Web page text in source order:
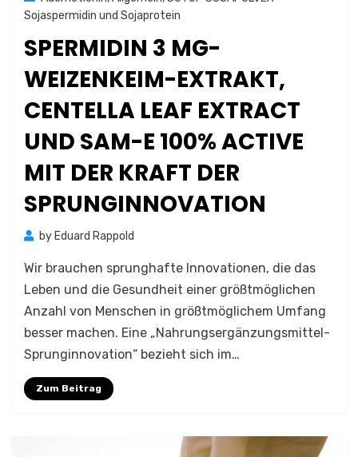
Sojaspermidin und Sojaprotein
SPERMIDIN 3 MG-
WEIZENKEIM-EXTRAKT,
CENTELLA LEAF EXTRACT
UND SAM-E 100% ACTIVE
MIT DER KRAFT DER
SPRUNGINNOVATION
by Eduard Rappold
Wir brauchen sprunghafte Innovationen, die das
Leben und die Gesundheit einer größtmöglichen
Anzahl von Menschen in größtmöglichem Umfang
besser machen. Eine „Nahrungsergänzungsmittel-
Sprunginnovation“ bezieht sich im…
Zum Beitrag